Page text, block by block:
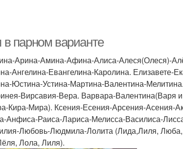
парном варианте
Арина-Амина-Афина-Алиса-Алеся(Олеся)-
Евангелина-Каролина. Елизавете-
Юстина-Устина-Мартина-Валентина-
Вирсавия-Вера. Варвара-Валентина(Варя
Мира). Ксения-Есения-Арсения-Асения-
Анфиса-Раиса-Лариса-Мелисса-Василиса-
Любовь-Людмила-Лолита (Лида,Лиля,
Лола, Лиля).